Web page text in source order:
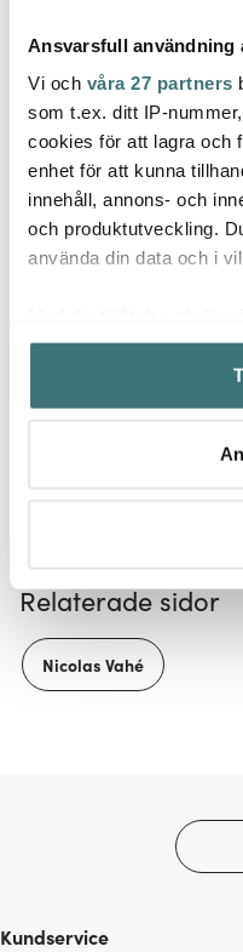
Ansvarsfull användning
Vi och våra 27 partners
som t.ex. ditt IP-
cookies för att lagra och
enhet för att kunna
innehåll, annons- och
och produktutveckling.
använda din data och i
Samla in
kan ha en
Identifiera din enhet
Ta reda på mer om hur
Du kan ändra eller dra
Vi använder cookies för
ska anpassas efter det
gör också att vi kan
Nicolas Vahé
Balsamico Glaze Tryffel
15 cl
110 kr
Låt dig
Relaterade sidor
Nicolas Vahé
Kundservice